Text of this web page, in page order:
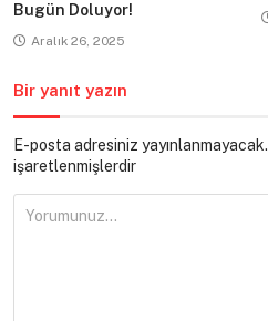
Bugün Doluyor!
Aralık 26, 2025
Bir yanıt yazın
E-posta adresiniz yayınlanmayacak.
işaretlenmişlerdir